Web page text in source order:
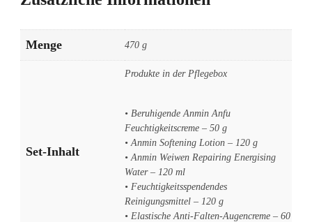
Menge 470 g
Set-Inhalt
Produkte in der Pflegebox
• Beruhigende Anmin Anfu
Feuchtigkeitscreme – 50 g
• Anmin Softening Lotion – 120 g
• Anmin Weiwen Repairing Energising
Water – 120 ml
• Feuchtigkeitsspendendes
Reinigungsmittel – 120 g
• Elastische Anti-Falten-Augencreme – 60